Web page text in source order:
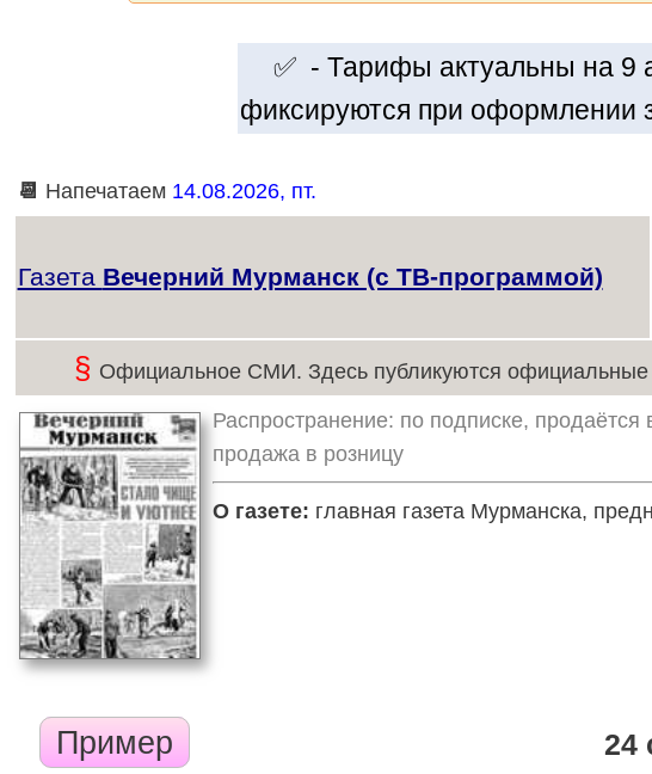
✅ - Тарифы актуальны на 9
фиксируются при оформлении
📆 Напечатаем 14.08.2026, пт.
Газета Вечерний Мурманск (с ТВ-программой)
§ Официальное СМИ. Здесь публикуются официальные
Распространение: по подписке,
продажа в розницу
О газете: главная газета Мурманска,
Пример 24